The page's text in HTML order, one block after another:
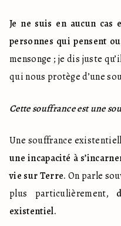
Je ne suis en aucun
personnes qui pensent
mensonge ; je dis juste
qui nous protège d’une
Cette souffrance est une
Une souffrance
une incapacité à
vie sur Terre. On parle
plus particulièrement,
existentiel.